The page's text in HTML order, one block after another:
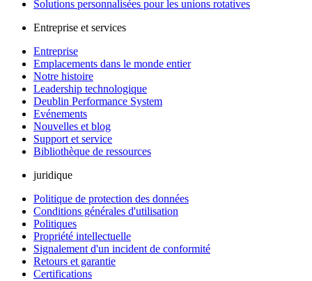
Solutions personnalisées pour les unions rotatives
Entreprise et services
Entreprise
Emplacements dans le monde entier
Notre histoire
Leadership technologique
Deublin Performance System
Evénements
Nouvelles et blog
Support et service
Bibliothèque de ressources
juridique
Politique de protection des données
Conditions générales d'utilisation
Politiques
Propriété intellectuelle
Signalement d'un incident de conformité
Retours et garantie
Certifications